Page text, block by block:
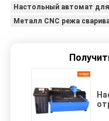
Настольный автомат
Металл CNC режа